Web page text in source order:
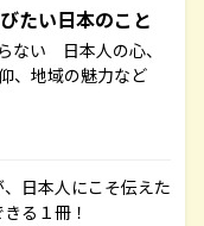
たい日本のこと
ない 日本人の心、
、地域の魅力など
日本人にこそ伝えた
る１冊！